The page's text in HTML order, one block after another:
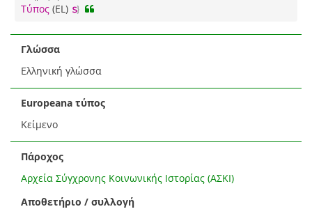
Τύπος (EL)
Γλώσσα
Ελληνική γλώσσα
Europeana τύπος
Κείμενο
Πάροχος
Αρχεία Σύγχρονης Κοινωνικής Ιστορίας (ΑΣΚΙ)
Αποθετήριο / συλλογή